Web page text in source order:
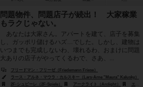
ジョーキ ウニーティ（Giochi Uniti）
問題物件、問題店子が続出！ 大家稼業
もラクじゃない。
あなたは大家さん。アパートを建て、店子を募集
し、ガッポリ儲けるハズ…でした。しかし、建物は
いつまでも完成しないわ、壊れるわ、おまけに問題
大ありの店子がやってくるわで、さあ、...
フリードマン・フリーゼ（Friedemann Friese）
ラース・アルネ・マウラ・カルスキー（Lars-Arne "Maura" Kalusky）
2F-シュピーレ（2F-Spiele）
アークライト（Arclight） エッジ エンターテインメント（Edge Entertainment）